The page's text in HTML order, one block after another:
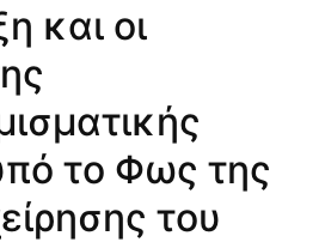
και οι
το Φως της
του